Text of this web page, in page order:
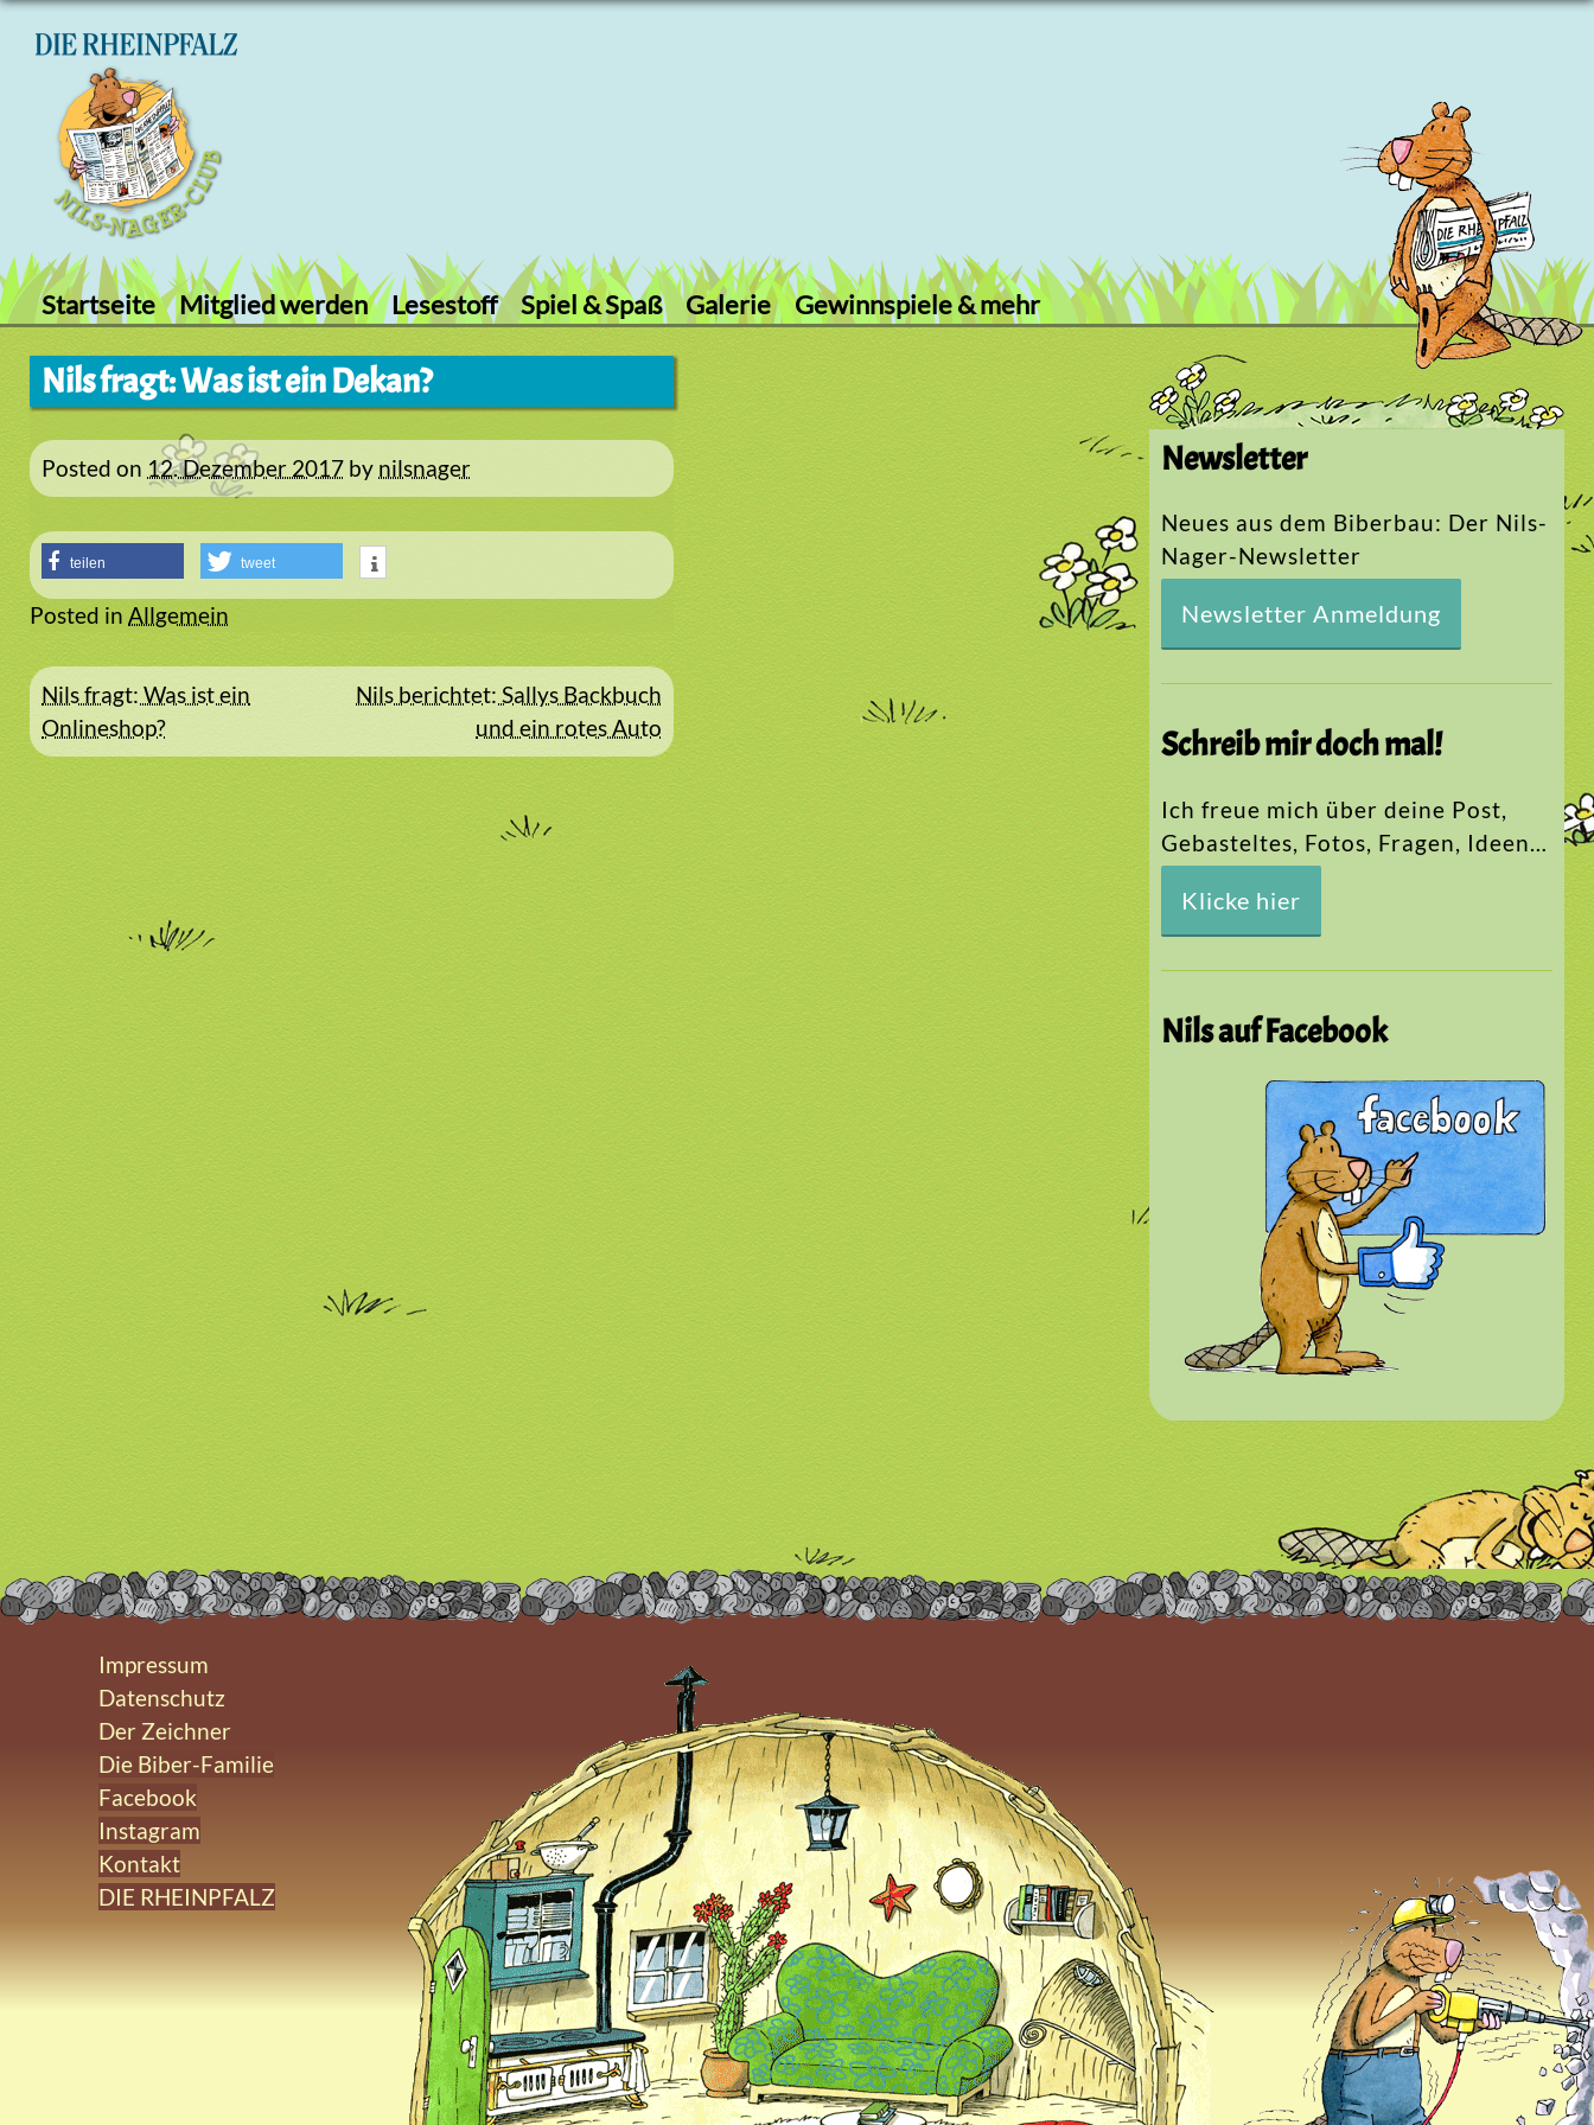
Skip
Startseite Mitglied werden Lesestoff Spiel & Spaß Galerie Gewinnspiele & mehr
Nils fragt: Was ist ein Dekan?
Posted on 12. Dezember 2017 by nilsnager
teilen tweet
Posted in Allgemein
Beitragsnavigation
Nils fragt: Was ist ein
Onlineshop?
Nils berichtet: Sallys Backbuch
und ein rotes Auto
Newsletter
Neues aus dem Biberbau: Der Nils-
Nager-Newsletter
Newsletter Anmeldung
Schreib mir doch mal!
Ich freue mich über deine Post,
Gebasteltes, Fotos, Fragen, Ideen…
Klicke hier
Nils auf Facebook
Impressum
Datenschutz
Der Zeichner
Die Biber-Familie
Facebook
Instagram
Kontakt
DIE RHEINPFALZ